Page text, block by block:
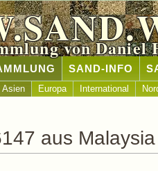
von Daniel
SAND-INFO
Asien Europa International
aus Malaysia